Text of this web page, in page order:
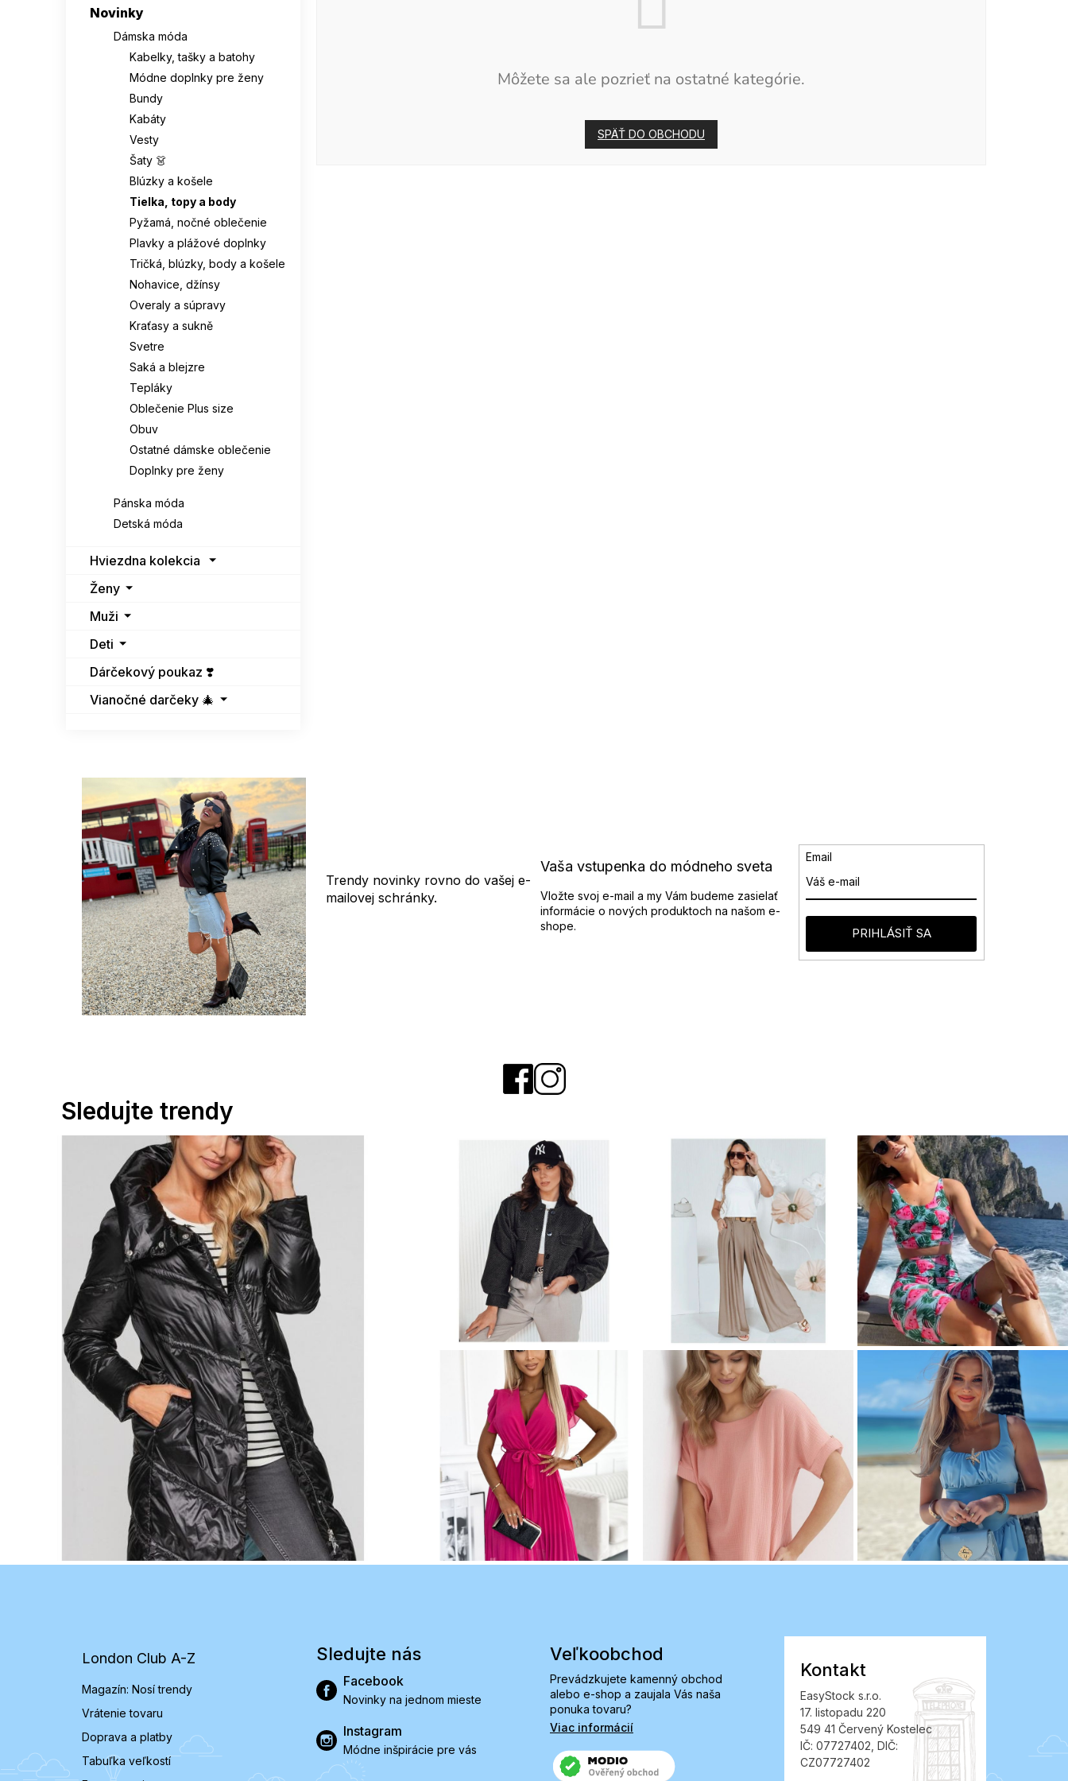
Novinky
Dámska móda
Kabelky, tašky a batohy
Módne doplnky pre ženy
Bundy
Kabáty
Vesty
Šaty 👗
Blúzky a košele
Tielka, topy a body
Pyžamá, nočné oblečenie
Plavky a plážové doplnky
Tričká, blúzky, body a košele
Nohavice, džínsy
Overaly a súpravy
Kraťasy a sukně
Svetre
Saká a blejzre
Tepláky
Oblečenie Plus size
Obuv
Ostatné dámske oblečenie
Doplnky pre ženy
Pánska móda
Detská móda
Hviezdna kolekcia
Ženy
Muži
Deti
Dárčekový poukaz ❣️
Vianočné darčeky 🎄
Môžete sa ale pozrieť na ostatné kategórie.
SPÄŤ DO OBCHODU
Trendy novinky rovno do vašej e-
mailovej schránky.
Vaša vstupenka do módneho sveta
Vložte svoj e-mail a my Vám budeme zasielať
informácie o nových produktoch na našom e-
shope.
Email
PRIHLÁSIŤ SA
London Club A-Z
Magazín: Nosí trendy
Vrátenie tovaru
Doprava a platby
Tabuľka veľkostí
Sledujte nás
Facebook
Novinky na jednom mieste
Instagram
Módne inšpirácie pre vás
Veľkoobchod
Prevádzkujete kamenný obchod
alebo e-shop a zaujala Vás naša
ponuka tovaru?
Viac informácií
Kontakt
EasyStock s.r.o.
17. listopadu 220
549 41 Červený Kostelec
IČ: 07727402, DIČ:
CZ07727402